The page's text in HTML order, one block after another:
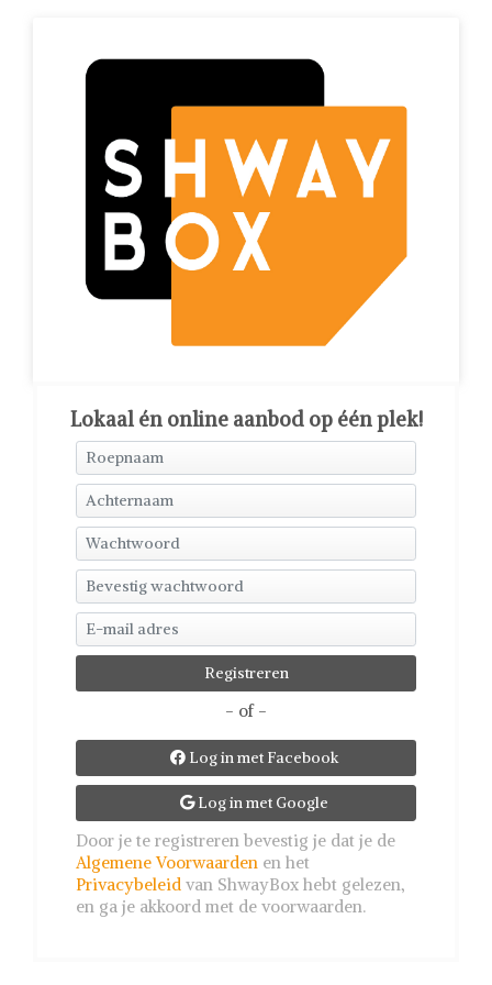
Lokaal én online aanbod op één plek!
- of -
Log in met Facebook
Log in met Google
Door je te registreren bevestig je dat je de
Algemene Voorwaarden en het
Privacybeleid van ShwayBox hebt gelezen,
en ga je akkoord met de voorwaarden.